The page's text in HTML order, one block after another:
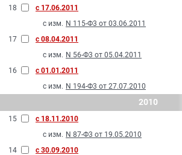
18
с 17.06.2011
с изм. N 115-Ф3 от 03.06.2011
17
с 08.04.2011
с изм. N 56-Ф3 от 05.04.2011
16
с 01.01.2011
с изм. N 194-Ф3 от 27.07.2010
2010
15
с 18.11.2010
с изм. N 87-Ф3 от 19.05.2010
14
с 30.09.2010